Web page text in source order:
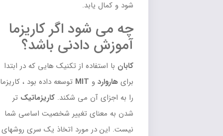
شود و کمال یابد.
چه می شود اگر کاریزما
آموزش دادنی باشد؟
با استفاده از تکنیک هایی که در ابتدا
هارواردوMITتوسعه داده بود ، کاریزما
را به اجزای آن می شکند. کاریزماتیکتر
شدن به معنای تغییر شخصیت اساسی شما
نیست. این در مورد اتخاذ یک سری روشهای